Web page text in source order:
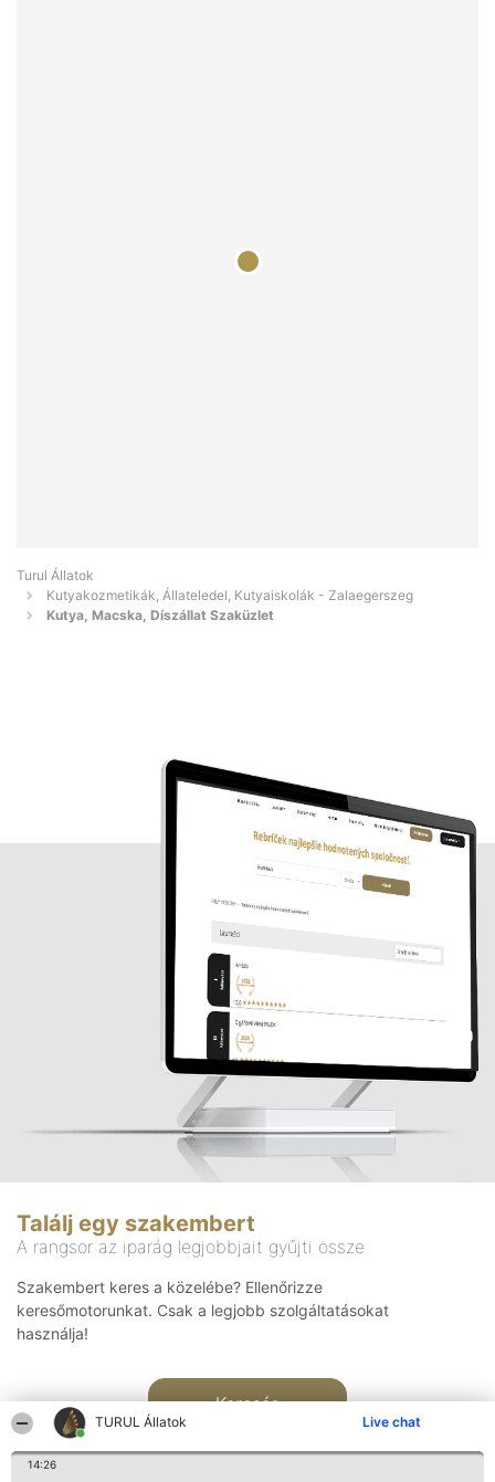
TURUL Állatok Live chat
14:26
Turul Állatok
Kutyakozmetikák, Állateledel, Kutyaiskolák - Zalaegerszeg
Kutya, Macska, Díszállat Szaküzlet
Találj egy szakembert
A rangsor az iparág legjobbjait gyűjti össze
Szakembert keres a közelébe? Ellenőrizze
keresőmotorunkat. Csak a legjobb szolgáltatásokat
használja!
Keresés